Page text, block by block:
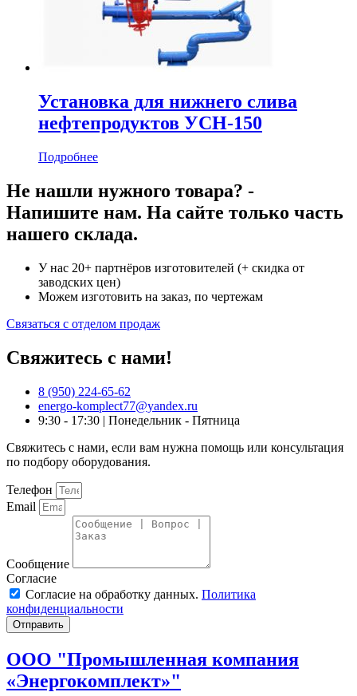
Установка для нижнего слива
нефтепродуктов УСН-150
Подробнее
Не нашли нужного товара? -
Напишите нам. На сайте только часть
нашего склада.
У нас 20+ партнёров изготовителей (+ скидка от
заводских цен)
Можем изготовить на заказ, по чертежам
Связаться с отделом продаж
Свяжитесь с нами!
8 (950) 224-65-62
energo-komplect77@yandex.ru
9:30 - 17:30 | Понедельник - Пятница
Свяжитесь с нами, если вам нужна помощь или консультация
по подбору оборудования.
Телефон
Email
Сообщение
Согласие
Согласие на обработку данных. Политика
конфиденциальности
Отправить
ООО "Промышленная компания
«Энергокомплект»"